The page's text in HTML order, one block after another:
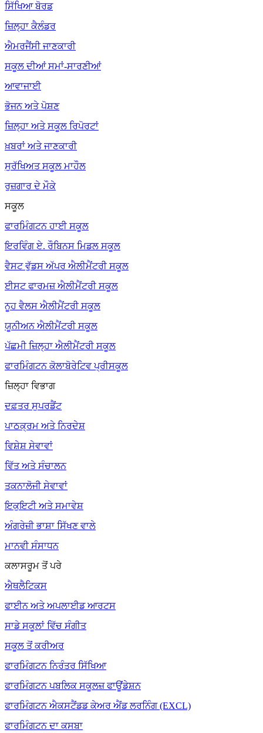
ਸਿੱਖਿਆ ਬੋਰਡ
ਜ਼ਿਲ੍ਹਾ ਕੈਲੰਡਰ
ਐਮਰਜੈਂਸੀ ਜਾਣਕਾਰੀ
ਸਕੂਲ ਦੀਆਂ ਸਮਾਂ-ਸਾਰਣੀਆਂ
ਆਵਾਜਾਈ
ਭੋਜਨ ਅਤੇ ਪੋਸ਼ਣ
ਜ਼ਿਲ੍ਹਾ ਅਤੇ ਸਕੂਲ ਰਿਪੋਰਟਾਂ
ਖ਼ਬਰਾਂ ਅਤੇ ਜਾਣਕਾਰੀ
ਸੁਰੱਖਿਅਤ ਸਕੂਲ ਮਾਹੌਲ
ਰੁਜ਼ਗਾਰ ਦੇ ਮੌਕੇ
ਸਕੂਲ
ਫਾਰਮਿੰਗਟਨ ਹਾਈ ਸਕੂਲ
ਇਰਵਿੰਗ ਏ. ਰੌਬਿਨਸ ਮਿਡਲ ਸਕੂਲ
ਵੈਸਟ ਵੁੱਡਸ ਅੱਪਰ ਐਲੀਮੈਂਟਰੀ ਸਕੂਲ
ਈਸਟ ਫਾਰਮਜ਼ ਐਲੀਮੈਂਟਰੀ ਸਕੂਲ
ਨੂਹ ਵੈਲਸ ਐਲੀਮੈਂਟਰੀ ਸਕੂਲ
ਯੂਨੀਅਨ ਐਲੀਮੈਂਟਰੀ ਸਕੂਲ
ਪੱਛਮੀ ਜ਼ਿਲ੍ਹਾ ਐਲੀਮੈਂਟਰੀ ਸਕੂਲ
ਫਾਰਮਿੰਗਟਨ ਕੋਲਾਬੋਰੇਟਿਵ ਪ੍ਰੀਸਕੂਲ
ਜ਼ਿਲ੍ਹਾ ਵਿਭਾਗ
ਦਫ਼ਤਰ ਸੁਪਰਡੈਂਟ
ਪਾਠਕ੍ਰਮ ਅਤੇ ਨਿਰਦੇਸ਼
ਵਿਸ਼ੇਸ਼ ਸੇਵਾਵਾਂ
ਵਿੱਤ ਅਤੇ ਸੰਚਾਲਨ
ਤਕਨਾਲੋਜੀ ਸੇਵਾਵਾਂ
ਇਕੁਇਟੀ ਅਤੇ ਸਮਾਵੇਸ਼
ਅੰਗਰੇਜ਼ੀ ਭਾਸ਼ਾ ਸਿੱਖਣ ਵਾਲੇ
ਮਾਨਵੀ ਸੰਸਾਧਨ
ਕਲਾਸਰੂਮ ਤੋਂ ਪਰੇ
ਐਥਲੈਟਿਕਸ
ਫਾਈਨ ਅਤੇ ਅਪਲਾਈਡ ਆਰਟਸ
ਸਾਡੇ ਸਕੂਲਾਂ ਵਿੱਚ ਸੰਗੀਤ
ਸਕੂਲ ਤੋਂ ਕਰੀਅਰ
ਫਾਰਮਿੰਗਟਨ ਨਿਰੰਤਰ ਸਿੱਖਿਆ
ਫਾਰਮਿੰਗਟਨ ਪਬਲਿਕ ਸਕੂਲਜ਼ ਫਾਊਂਡੇਸ਼ਨ
ਫਾਰਮਿੰਗਟਨ ਐਕਸਟੈਂਡਡ ਕੇਅਰ ਐਂਡ ਲਰਨਿੰਗ (EXCL)
ਫਾਰਮਿੰਗਟਨ ਦਾ ਕਸਬਾ